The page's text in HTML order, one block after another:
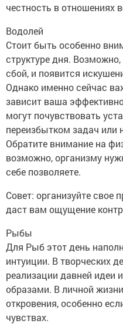
честность в отношениях
Водолей
Стоит быть особенно
структуре дня.
сбой, и появится
Однако именно сейчас
зависит ваша
могут почувствовать
переизбытком задач
Обратите внимание на
возможно, организму
себе позволяете.
Совет: организуйте свое
даст вам ощущение
Рыбы
Для Рыб этот день
интуиции. В творческих
реализации давней идеи
образами. В личной
откровения, особенно
чувствах.